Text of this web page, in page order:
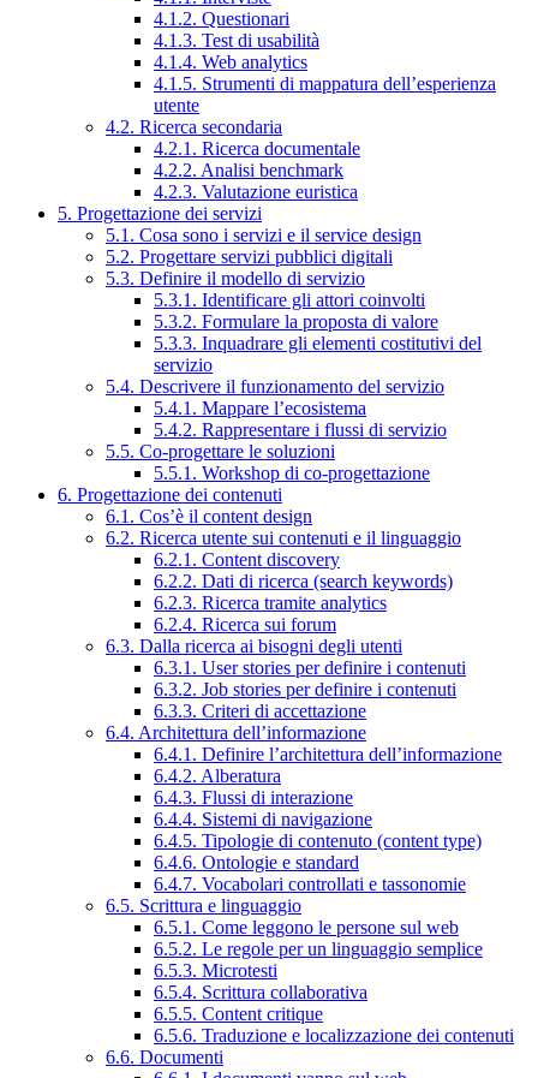
4.1.2. Questionari
4.1.3. Test di usabilità
4.1.4. Web analytics
4.1.5. Strumenti di mappatura dell’esperienza
utente
4.2. Ricerca secondaria
4.2.1. Ricerca documentale
4.2.2. Analisi benchmark
4.2.3. Valutazione euristica
5. Progettazione dei servizi
5.1. Cosa sono i servizi e il service design
5.2. Progettare servizi pubblici digitali
5.3. Definire il modello di servizio
5.3.1. Identificare gli attori coinvolti
5.3.2. Formulare la proposta di valore
5.3.3. Inquadrare gli elementi costitutivi del
servizio
5.4. Descrivere il funzionamento del servizio
5.4.1. Mappare l’ecosistema
5.4.2. Rappresentare i flussi di servizio
5.5. Co-progettare le soluzioni
5.5.1. Workshop di co-progettazione
6. Progettazione dei contenuti
6.1. Cos’è il content design
6.2. Ricerca utente sui contenuti e il linguaggio
6.2.1. Content discovery
6.2.2. Dati di ricerca (search keywords)
6.2.3. Ricerca tramite analytics
6.2.4. Ricerca sui forum
6.3. Dalla ricerca ai bisogni degli utenti
6.3.1. User stories per definire i contenuti
6.3.2. Job stories per definire i contenuti
6.3.3. Criteri di accettazione
6.4. Architettura dell’informazione
6.4.1. Definire l’architettura dell’informazione
6.4.2. Alberatura
6.4.3. Flussi di interazione
6.4.4. Sistemi di navigazione
6.4.5. Tipologie di contenuto (content type)
6.4.6. Ontologie e standard
6.4.7. Vocabolari controllati e tassonomie
6.5. Scrittura e linguaggio
6.5.1. Come leggono le persone sul web
6.5.2. Le regole per un linguaggio semplice
6.5.3. Microtesti
6.5.4. Scrittura collaborativa
6.5.5. Content critique
6.5.6. Traduzione e localizzazione dei contenuti
6.6. Documenti